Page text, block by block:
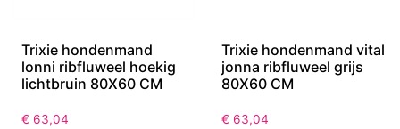
Trixie hondenmand
lonni ribfluweel hoekig
lichtbruin 80X60 CM
€ 63,04
Trixie hondenmand vital
jonna ribfluweel grijs
80X60 CM
€ 63,04